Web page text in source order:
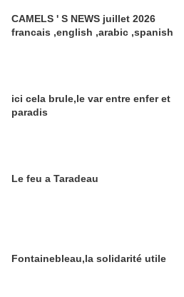
CAMELS ' S NEWS juillet 2026
francais ,english ,arabic ,spanish
ici cela brule,le var entre enfer et
paradis
Le feu a Taradeau
Fontainebleau,la solidarité utile